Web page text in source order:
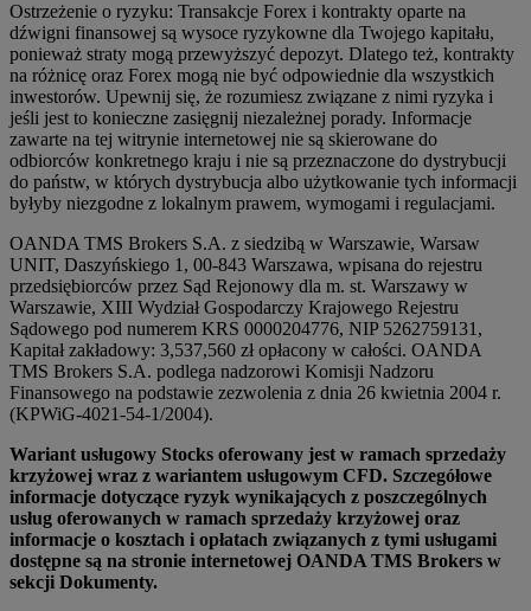
Ostrzeżenie o ryzyku: Transakcje Forex i kontrakty oparte na
dźwigni finansowej są wysoce ryzykowne dla Twojego kapitału,
ponieważ straty mogą przewyższyć depozyt. Dlatego też, kontrakty
na różnicę oraz Forex mogą nie być odpowiednie dla wszystkich
inwestorów. Upewnij się, że rozumiesz związane z nimi ryzyka i
jeśli jest to konieczne zasięgnij niezależnej porady. Informacje
zawarte na tej witrynie internetowej nie są skierowane do
odbiorców konkretnego kraju i nie są przeznaczone do dystrybucji
do państw, w których dystrybucja albo użytkowanie tych informacji
byłyby niezgodne z lokalnym prawem, wymogami i regulacjami.
OANDA TMS Brokers S.A. z siedzibą w Warszawie, Warsaw
UNIT, Daszyńskiego 1, 00-843 Warszawa, wpisana do rejestru
przedsiębiorców przez Sąd Rejonowy dla m. st. Warszawy w
Warszawie, XIII Wydział Gospodarczy Krajowego Rejestru
Sądowego pod numerem KRS 0000204776, NIP 5262759131,
Kapitał zakładowy: 3,537,560 zł opłacony w całości. OANDA
TMS Brokers S.A. podlega nadzorowi Komisji Nadzoru
Finansowego na podstawie zezwolenia z dnia 26 kwietnia 2004 r.
(KPWiG-4021-54-1/2004).
Wariant usługowy Stocks oferowany jest w ramach sprzedaży
krzyżowej wraz z wariantem usługowym CFD. Szczegółowe
informacje dotyczące ryzyk wynikających z poszczególnych
usług oferowanych w ramach sprzedaży krzyżowej oraz
informacje o kosztach i opłatach związanych z tymi usługami
dostępne są na stronie internetowej OANDA TMS Brokers w
sekcji Dokumenty.